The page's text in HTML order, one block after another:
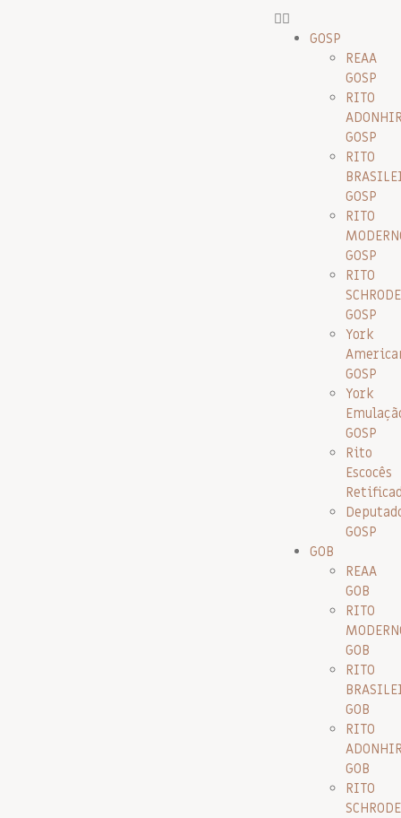
GOSP
REAA
GOSP
RITO
GOSP
RITO
GOSP
RITO
GOSP
RITO
GOSP
York
GOSP
York
GOSP
Rito
Escocês
GOSP
GOB
REAA
GOB
RITO
GOB
RITO
GOB
RITO
GOB
RITO